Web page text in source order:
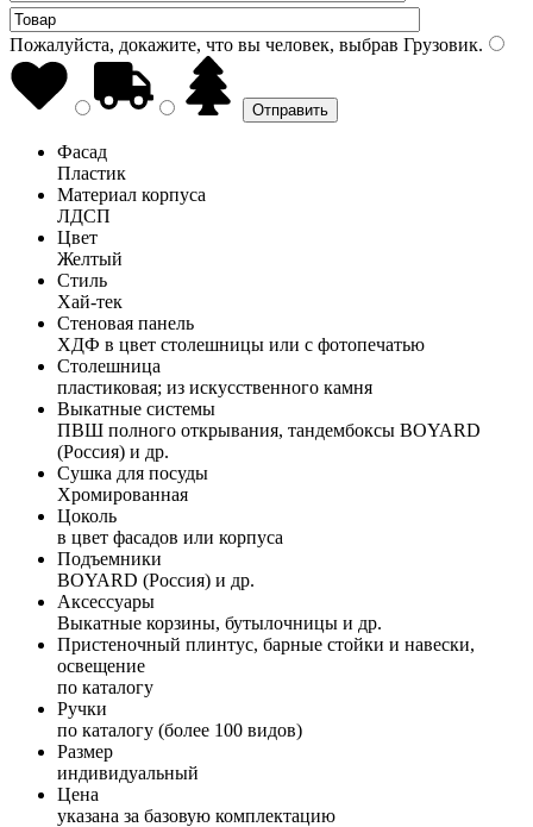
Пожалуйста, докажите, что вы человек, выбрав Грузовик.
Фасад
Пластик
Материал корпуса
ЛДСП
Цвет
Желтый
Стиль
Хай-тек
Стеновая панель
ХДФ в цвет столешницы или с фотопечатью
Столешница
пластиковая; из искусственного камня
Выкатные системы
ПВШ полного открывания, тандембоксы BOYARD
(Россия) и др.
Сушка для посуды
Хромированная
Цоколь
в цвет фасадов или корпуса
Подъемники
BOYARD (Россия) и др.
Аксессуары
Выкатные корзины, бутылочницы и др.
Пристеночный плинтус, барные стойки и навески,
освещение
по каталогу
Ручки
по каталогу (более 100 видов)
Размер
индивидуальный
Цена
указана за базовую комплектацию